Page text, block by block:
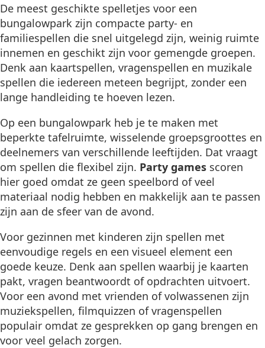
De meest geschikte spelletjes voor een
bungalowpark zijn compacte party- en
familiespellen die snel uitgelegd zijn, weinig ruimte
innemen en geschikt zijn voor gemengde groepen.
Denk aan kaartspellen, vragenspellen en muzikale
spellen die iedereen meteen begrijpt, zonder een
lange handleiding te hoeven lezen.
Op een bungalowpark heb je te maken met
beperkte tafelruimte, wisselende groepsgroottes en
deelnemers van verschillende leeftijden. Dat vraagt
om spellen die flexibel zijn. Party games scoren
hier goed omdat ze geen speelbord of veel
materiaal nodig hebben en makkelijk aan te passen
zijn aan de sfeer van de avond.
Voor gezinnen met kinderen zijn spellen met
eenvoudige regels en een visueel element een
goede keuze. Denk aan spellen waarbij je kaarten
pakt, vragen beantwoordt of opdrachten uitvoert.
Voor een avond met vrienden of volwassenen zijn
muziekspellen, filmquizzen of vragenspellen
populair omdat ze gesprekken op gang brengen en
voor veel gelach zorgen.